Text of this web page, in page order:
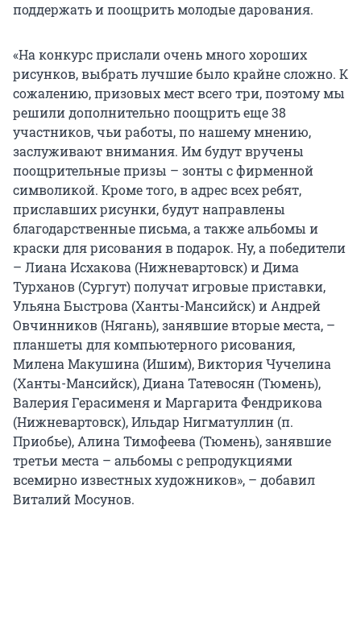
поддержать и поощрить молодые дарования.
«На конкурс прислали очень много хороших
рисунков, выбрать лучшие было крайне сложно. К
сожалению, призовых мест всего три, поэтому мы
решили дополнительно поощрить еще 38
участников, чьи работы, по нашему мнению,
заслуживают внимания. Им будут вручены
поощрительные призы – зонты с фирменной
символикой. Кроме того, в адрес всех ребят,
приславших рисунки, будут направлены
благодарственные письма, а также альбомы и
краски для рисования в подарок. Ну, а победители
– Лиана Исхакова (Нижневартовск) и Дима
Турханов (Сургут) получат игровые приставки,
Ульяна Быстрова (Ханты-Мансийск) и Андрей
Овчинников (Нягань), занявшие вторые места, –
планшеты для компьютерного рисования,
Милена Макушина (Ишим), Виктория Чучелина
(Ханты-Мансийск), Диана Татевосян (Тюмень),
Валерия Герасименя и Маргарита Фендрикова
(Нижневартовск), Ильдар Нигматуллин (п.
Приобье), Алина Тимофеева (Тюмень), занявшие
третьи места – альбомы с репродукциями
всемирно известных художников», – добавил
Виталий Мосунов.